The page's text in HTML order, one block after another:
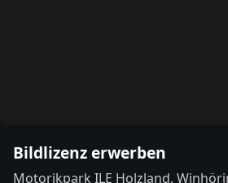
Bildlizenz erwerben
Motorikpark ILE Holzland,